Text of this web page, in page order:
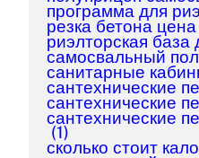
программа для
резка бетона цена
риэлторская база
самосвальный
санитарные
сантехнические
сантехнические
сантехнические
(1)
сколько стоит